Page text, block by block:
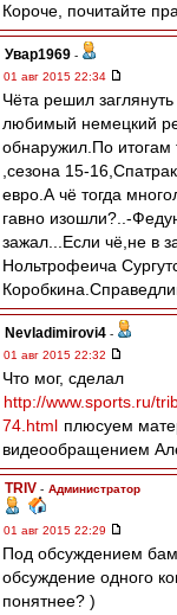
Короче, почитайте
Увар1969 -
01 авг 2015 22:34
Чёта решил
любимый немецкий
обнаружил.По итогам
,сезона 15-
евро.А чё тогда
гавно изошли?..-
зажал...Если чё,не в
Нольтрофеича
Nevladimirovi4 -
01 авг 2015 22:32
Что мог, сделал
http://www.sports.ru/
74.html плюсуем
видеообращением
TRIV - Администратор
01 авг 2015 22:29
Под обсуждением
обсуждение одного
понятнее? )